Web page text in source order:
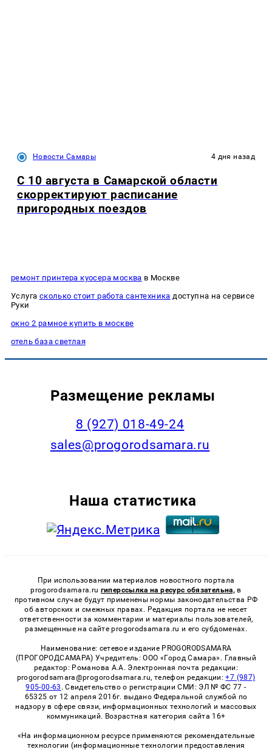
Новости Самары 4 дня назад
С 10 августа в Самарской области
скорректируют расписание
пригородных поездов
ремонт принтера куосера москва в Москве
Услуга сколько стоит работа сантехника доступна на сервисе
Руки
окно 2 рамное купить в москве
отель база светлая
Размещение рекламы
8 (927) 018-49-24
sales@progorodsamara.ru
Наша статистика
При использовании материалов новостного портала
progorodsamara.ru гиперссылка на ресурс обязательна, в
противном случае будут применены нормы законодательства РФ
об авторских и смежных правах. Редакция портала не несет
ответственности за комментарии и материалы пользователей,
размещенные на сайте progorodsamara.ru и его субдоменах.
Наименование: сетевое издание PROGORODSAMARA
(ПРОГОРОДСАМАРА) Учредитель: ООО «Город Самара». Главный
редактор: Романова А.А. Электронная почта редакции:
progorodsamara@progorodsamara.ru, телефон редакции:+7 (987)
905-00-63 . Свидетельство о регистрации СМИ: ЭЛ № ФС 77 -
65325 от 12 апреля 2016г. выдано Федеральной службой по
надзору в сфере связи, информационных технологий и массовых
коммуникаций. Возрастная категория сайта 16+
«На информационном ресурсе применяются рекомендательные
технологии (информационные технологии предоставления